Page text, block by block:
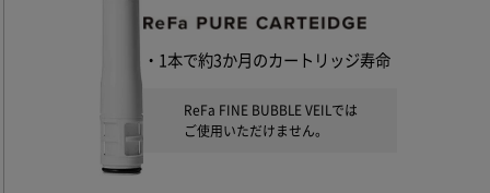
1本で約3か月のカートリッジ寿命
ReFa FINE BUBBLE VEILでは
ご使用いただけません。